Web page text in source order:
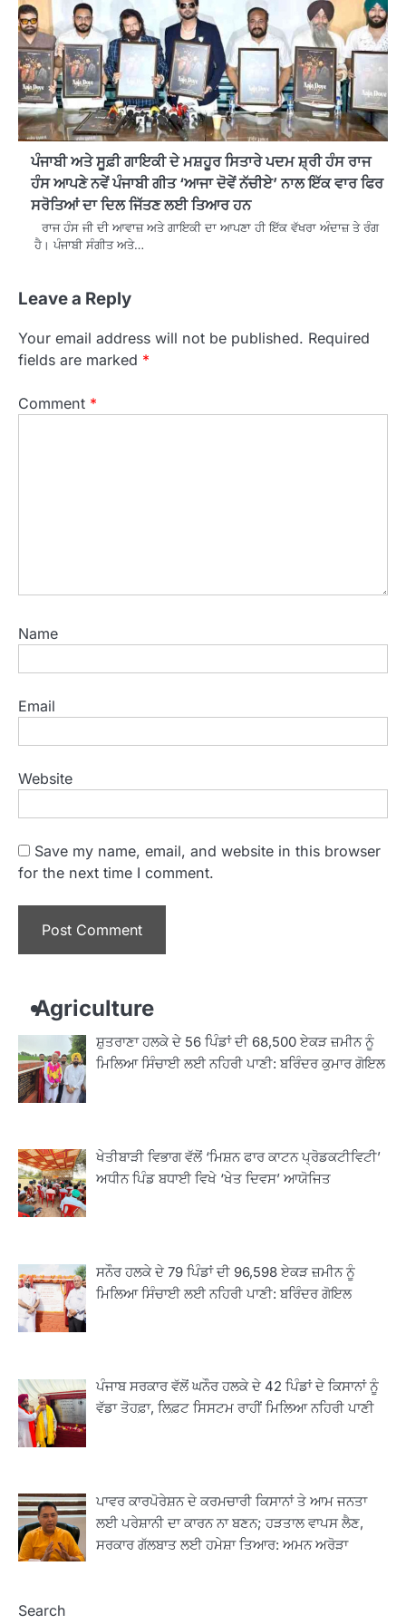
ਪੰਜਾਬੀ ਅਤੇ ਸੂਫ਼ੀ ਗਾਇਕੀ ਦੇ ਮਸ਼ਹੂਰ ਸਿਤਾਰੇ ਪਦਮ ਸ਼੍ਰੀ ਹੰਸ ਰਾਜ
ਹੰਸ ਆਪਣੇ ਨਵੇਂ ਪੰਜਾਬੀ ਗੀਤ ‘ਆਜਾ ਦੋਵੇਂ ਨੱਚੀਏ’ ਨਾਲ ਇੱਕ ਵਾਰ ਫਿਰ
ਸਰੋਤਿਆਂ ਦਾ ਦਿਲ ਜਿੱਤਣ ਲਈ ਤਿਆਰ ਹਨ
ਰਾਜ ਹੰਸ ਜੀ ਦੀ ਆਵਾਜ਼ ਅਤੇ ਗਾਇਕੀ ਦਾ ਆਪਣਾ ਹੀ ਇੱਕ ਵੱਖਰਾ ਅੰਦਾਜ਼ ਤੇ ਰੰਗ
ਹੈ। ਪੰਜਾਬੀ ਸੰਗੀਤ ਅਤੇ…
Leave a Reply
Your email address will not be published. Required
fields are marked *
Comment *
Name
Email
Website
Save my name, email, and website in this browser
for the next time I comment.
Agriculture
ਸ਼ੁਤਰਾਣਾ ਹਲਕੇ ਦੇ 56 ਪਿੰਡਾਂ ਦੀ 68,500 ਏਕੜ ਜ਼ਮੀਨ ਨੂੰ
ਮਿਲਿਆ ਸਿੰਚਾਈ ਲਈ ਨਹਿਰੀ ਪਾਣੀ: ਬਰਿੰਦਰ ਕੁਮਾਰ ਗੋਇਲ
ਖੇਤੀਬਾੜੀ ਵਿਭਾਗ ਵੱਲੋਂ ‘ਮਿਸ਼ਨ ਫਾਰ ਕਾਟਨ ਪ੍ਰੋਡਕਟੀਵਿਟੀ’
ਅਧੀਨ ਪਿੰਡ ਬਧਾਈ ਵਿਖੇ ‘ਖੇਤ ਦਿਵਸ’ ਆਯੋਜਿਤ
ਸਨੌਰ ਹਲਕੇ ਦੇ 79 ਪਿੰਡਾਂ ਦੀ 96,598 ਏਕੜ ਜ਼ਮੀਨ ਨੂੰ
ਮਿਲਿਆ ਸਿੰਚਾਈ ਲਈ ਨਹਿਰੀ ਪਾਣੀ: ਬਰਿੰਦਰ ਗੋਇਲ
ਪੰਜਾਬ ਸਰਕਾਰ ਵੱਲੋਂ ਘਨੌਰ ਹਲਕੇ ਦੇ 42 ਪਿੰਡਾਂ ਦੇ ਕਿਸਾਨਾਂ ਨੂੰ
ਵੱਡਾ ਤੋਹਫ਼ਾ, ਲਿਫ਼ਟ ਸਿਸਟਮ ਰਾਹੀਂ ਮਿਲਿਆ ਨਹਿਰੀ ਪਾਣੀ
ਪਾਵਰ ਕਾਰਪੋਰੇਸ਼ਨ ਦੇ ਕਰਮਚਾਰੀ ਕਿਸਾਨਾਂ ਤੇ ਆਮ ਜਨਤਾ
ਲਈ ਪਰੇਸ਼ਾਨੀ ਦਾ ਕਾਰਨ ਨਾ ਬਣਨ; ਹੜਤਾਲ ਵਾਪਸ ਲੈਣ,
ਸਰਕਾਰ ਗੱਲਬਾਤ ਲਈ ਹਮੇਸ਼ਾ ਤਿਆਰ: ਅਮਨ ਅਰੋੜਾ
Search
ਪ੍ਰੋਡਕਟੀਵਿਟੀ’ ਅਧੀਨ ਪਿੰਡ ਬਧਾਈ ਵਿਖੇ ‘ਖੇਤ
ਦਿਵਸ’ ਆਯੋਜਿਤ
Editor
ਪ੍ਰਿਯਾਂਕ ਕਾਨੂੰਨਗੋ ਵਲੋਂ ਬਰਨਾਲਾ ਵਿੱਚ ਵੱਖ-ਵੱਖ
ਸਕੀਮਾਂ ਦਾ ਜਾਇਜ਼ਾ
Editor